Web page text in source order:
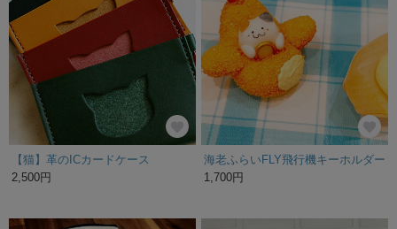
【猫】革のICカードケース
2,500円
海老ふらいFLY飛行機キーホルダー
1,700円